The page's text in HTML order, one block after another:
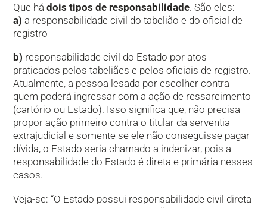
Que hádois tipos de responsabilidade. São eles:
a) a responsabilidade civil do tabelião e do oficial de
registro
b) responsabilidade civil do Estado por atos
praticados pelos tabeliães e pelos oficiais de registro.
Atualmente, a pessoa lesada por escolher contra
quem poderá ingressar com a ação de ressarcimento
(cartório ou Estado). Isso significa que, não precisa
propor ação primeiro contra o titular da serventia
extrajudicial e somente se ele não conseguisse pagar
dívida, o Estado seria chamado a indenizar, pois a
responsabilidade do Estado é direta e primária nesses
casos.
Veja-se: “O Estado possui responsabilidade civil direta